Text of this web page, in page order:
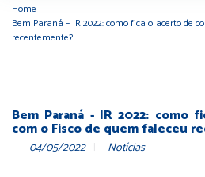
Home
Bem Paraná – IR 2022: como fica o acerto de
recentemente?
Bem Paraná - IR 2022: como
com o Fisco de quem faleceu
04/05/2022 Notícias